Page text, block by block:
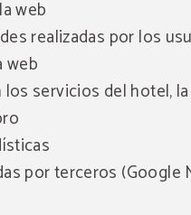
web
realizadas por los
web
servicios del hotel, la
por terceros (Google